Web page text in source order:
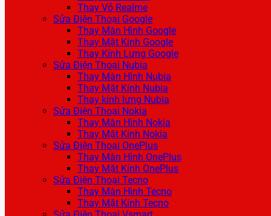
Thay Vỏ Realme
Sửa Điện Thoại Google
Thay Màn Hình Google
Thay Mặt Kính Google
Thay Kính Lưng Google
Sửa Điện Thoại Nubia
Thay Màn Hình Nubia
Thay Mặt Kính Nubia
Thay kính lưng Nubia
Sửa Điện Thoại Nokia
Thay Màn Hình Nokia
Thay Mặt Kính Nokia
Sửa Điện Thoại OnePlus
Thay Màn Hình OnePlus
Thay Mặt Kính OnePlus
Sửa Điện Thoại Tecno
Thay Màn Hình Tecno
Thay Mặt Kính Tecno